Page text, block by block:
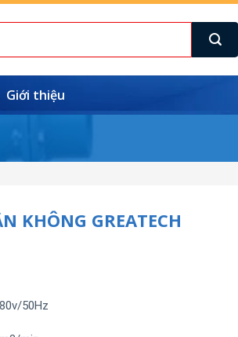
Giới thiệu
KHÔNG GREATECH
50Hz